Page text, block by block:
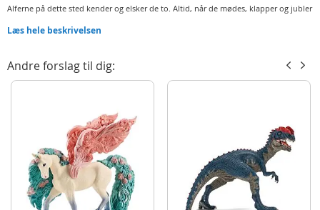
Alferne på dette sted kender og elsker de to. Altid, når de mødes, klapper og jubler
kommer de to på besøg hos alferne, og så holder de fest sammen. Det kommer til
fjern for at hilse de to flyvende tryllevæsener velkommen og beundre deres
skønhed og farvepragt. Har du lyst til at være med til festen?
Nogle gange flyver regnbueenhjørningen så højt på himlen, at den
smelter sammen med regnbuen.
Funktioner:
Glitrer
Indeholder:
Læs hele beskrivelsen
Andre forslag til dig: